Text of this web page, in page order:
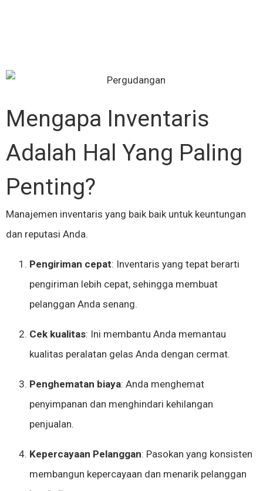
Mengapa Inventaris
Adalah Hal Yang Paling
Penting?
Manajemen inventaris yang baik baik untuk keuntungan
dan reputasi Anda.
Pengiriman cepat: Inventaris yang tepat berarti
pengiriman lebih cepat, sehingga membuat
pelanggan Anda senang.
Cek kualitas: Ini membantu Anda memantau
kualitas peralatan gelas Anda dengan cermat.
Penghematan biaya: Anda menghemat
penyimpanan dan menghindari kehilangan
penjualan.
Kepercayaan Pelanggan: Pasokan yang konsisten
membangun kepercayaan dan menarik pelanggan